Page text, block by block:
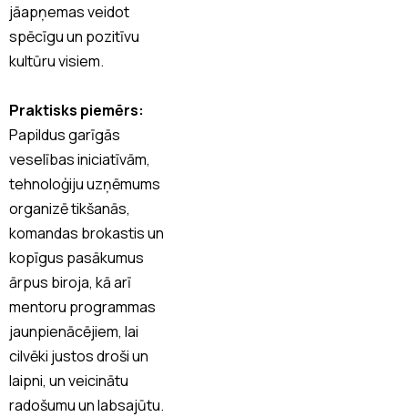
jāapņemas veidot
spēcīgu un pozitīvu
kultūru visiem.
Praktisks piemērs:
Papildus garīgās
veselības iniciatīvām,
tehnoloģiju uzņēmums
organizē tikšanās,
komandas brokastis un
kopīgus pasākumus
ārpus biroja, kā arī
mentoru programmas
jaunpienācējiem, lai
cilvēki justos droši un
laipni, un veicinātu
radošumu un labsajūtu.